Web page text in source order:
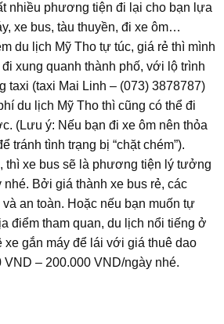
nhiều phương tiện đi lại cho bạn lựa
xe bus, tàu thuyền, đi xe ôm…
du lịch Mỹ Tho tự túc, giá rẻ thì mình
xung quanh thành phố, với lộ trình
taxi (taxi Mai Linh – (073) 3878787)
du lịch Mỹ Tho thì cũng có thể đi
(Lưu ý: Nếu bạn đi xe ôm nên thỏa
tránh tình trạng bị “chặt chém”).
xe bus sẽ là phương tiện lý tưởng
Bởi giá thành xe bus rẻ, các
an toàn. Hoặc nếu bạn muốn tự
điểm tham quan, du lịch nổi tiếng ở
xe gắn máy để lái với giá thuê dao
– 200.000 VND/ngày nhé.